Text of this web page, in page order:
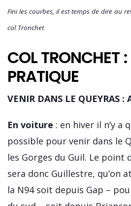
Fini les courbes, il est temps de dire au
col Tronchet
COL TRONCHET :
PRATIQUE
VENIR DANS LE QUEYRAS :
En voiture : en hiver il n’y a
possible pour venir dans le
les Gorges du Guil. Le point
sera donc Guillestre, qu’on
la N94 soit depuis Gap –